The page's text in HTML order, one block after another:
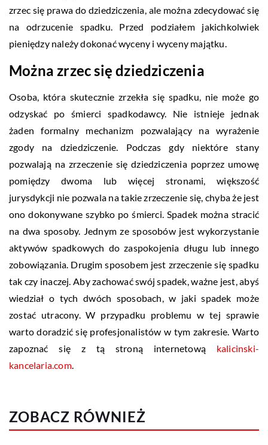
zrzec się prawa do dziedziczenia, ale można zdecydować się
na odrzucenie spadku. Przed podziałem jakichkolwiek
pieniędzy należy dokonać wyceny i wyceny majątku.
Można zrzec się dziedziczenia
Osoba, która skutecznie zrzekła się spadku, nie może go
odzyskać po śmierci spadkodawcy. Nie istnieje jednak
żaden formalny mechanizm pozwalający na wyrażenie
zgody na dziedziczenie. Podczas gdy niektóre stany
pozwalają na zrzeczenie się dziedziczenia poprzez umowę
pomiędzy dwoma lub więcej stronami, większość
jurysdykcji nie pozwala na takie zrzeczenie się, chyba że jest
ono dokonywane szybko po śmierci. Spadek można stracić
na dwa sposoby. Jednym ze sposobów jest wykorzystanie
aktywów spadkowych do zaspokojenia długu lub innego
zobowiązania. Drugim sposobem jest zrzeczenie się spadku
tak czy inaczej. Aby zachować swój spadek, ważne jest, abyś
wiedział o tych dwóch sposobach, w jaki spadek może
zostać utracony. W przypadku problemu w tej sprawie
warto doradzić się profesjonalistów w tym zakresie. Warto
zapoznać się z tą stroną internetową kalicinski-
kancelaria.com.
ZOBACZ RÓWNIEŻ